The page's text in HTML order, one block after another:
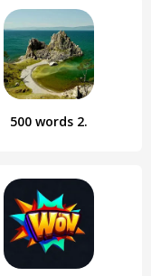
500 words 2.